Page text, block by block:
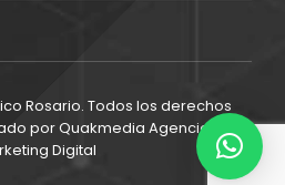
Rosario. Todos los derechos
porQuakmedia Agencia de
Digital